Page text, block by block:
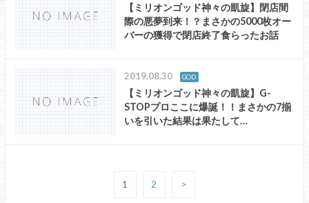
【ミリオンゴッド神々の凱旋】閉店間
際の悪夢到来！？まさかの5000枚オー
バーの獲得で閉店終了食らったお話
2019.08.30 GOD
【ミリオンゴッド神々の凱旋】G-
STOPプロここに爆誕！！まさかの7揃
いを引いた結果は果たして…
1 2 >